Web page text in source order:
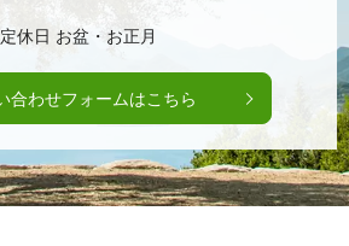
定休日 お盆・お正月
合わせフォームはこちら